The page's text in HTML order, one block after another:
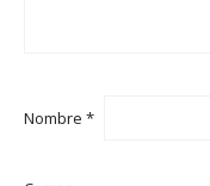
Nombre *